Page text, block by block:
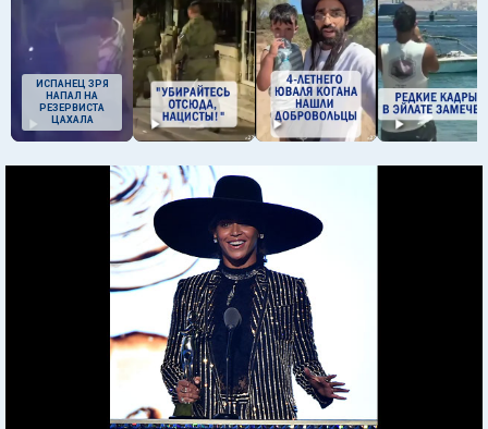
ИСПАНЕЦ ЗРЯ
НАПАЛ НА
РЕЗЕРВИСТА
ЦАХАЛА